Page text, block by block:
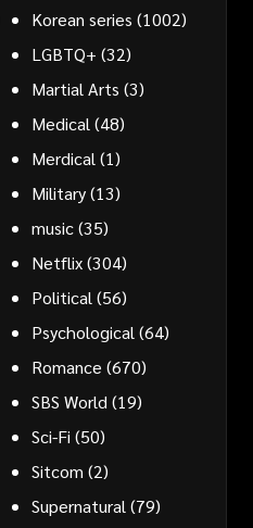
Korean series (1002)
LGBTQ+ (32)
Martial Arts (3)
Medical(48)
Merdical(1)
Military(13)
music(35)
Netflix(304)
Political(56)
Psychological(64)
Romance (670)
SBS World(19)
Sci-Fi (50)
Sitcom (2)
Supernatural(79)